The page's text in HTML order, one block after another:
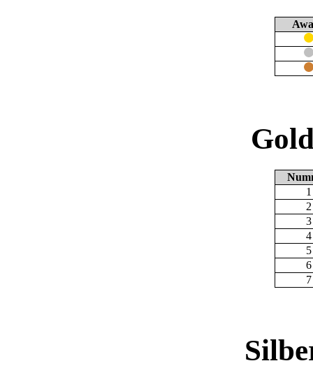
1
2
3
4
5
6
7